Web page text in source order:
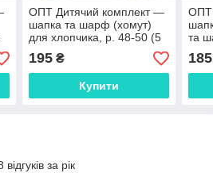
ОПТ Дитячий комплект —
шапка та шарф (хомут)
для хлопчика, р. 48-50 (5
шт./набір)
195₴
Купити
ОПТ
та
185
за рік